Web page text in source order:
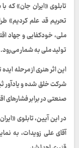
تابلوی «ایران جان» که
تحریم قد علم کردیم»
ملی، خودکفایی و جهاد
تولید ملی به شمار می‌رود.
این اثر هنری از مرحله
شرکت خلق شده و یادآور
صنعتی در برابر
در این آیین، تابلوی
آقای علی زویدات، به